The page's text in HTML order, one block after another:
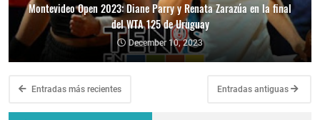
Montevideo Open 2023: Diane Parry y Renata Zarazúa en la final
del WTA 125 de Uruguay
December 10, 2023
Entradas más recientes Entradas antiguas